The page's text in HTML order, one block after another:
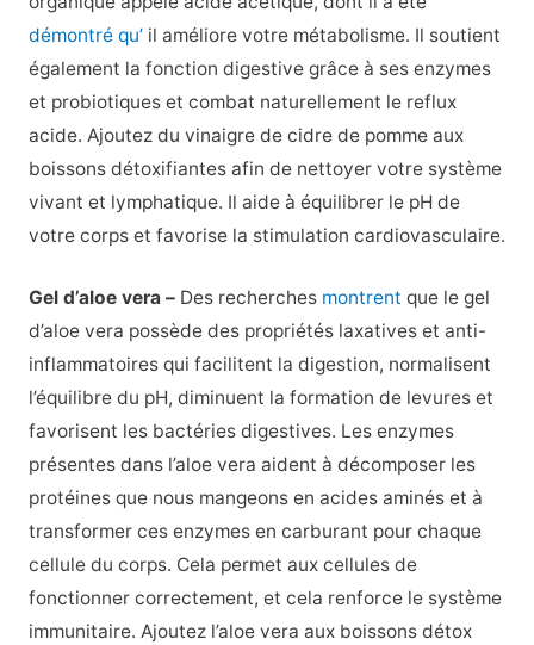
démontré qu’il améliore votre métabolisme. Il soutient
également la fonction digestive grâce à ses enzymes
et probiotiques et combat naturellement le reflux
acide. Ajoutez du vinaigre de cidre de pomme aux
boissons détoxifiantes afin de nettoyer votre système
vivant et lymphatique. Il aide à équilibrer le pH de
votre corps et favorise la stimulation cardiovasculaire.
Gel d’aloe vera –Des recherches montrent que le gel
d’aloe vera possède des propriétés laxatives et anti-
inflammatoires qui facilitent la digestion, normalisent
l’équilibre du pH, diminuent la formation de levures et
favorisent les bactéries digestives. Les enzymes
présentes dans l’aloe vera aident à décomposer les
protéines que nous mangeons en acides aminés et à
transformer ces enzymes en carburant pour chaque
cellule du corps. Cela permet aux cellules de
fonctionner correctement, et cela renforce le système
immunitaire. Ajoutez l’aloe vera aux boissons détox